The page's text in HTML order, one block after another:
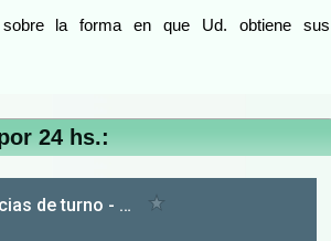
sobre la forma en que Ud. obtiene sus
24 hs.: